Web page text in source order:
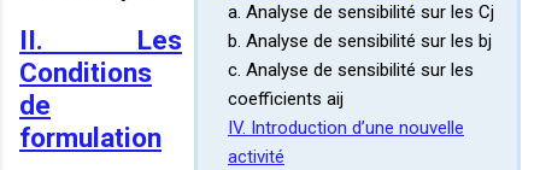
a. Analyse de sensibilité sur les Cj
b. Analyse de sensibilité sur les bj
c. Analyse de sensibilité sur les
coefficients aij
IV. Introduction d’une nouvelle
activité
II. Les
Conditions
de
formulation